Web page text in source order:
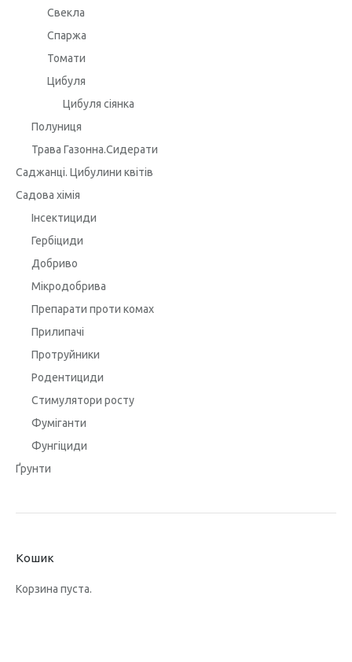
Свекла
Спаржа
Томати
Цибуля
Цибуля сіянка
Полуниця
Трава Газонна.Сидерати
Саджанці. Цибулини квітів
Садова хімія
Інсектициди
Гербіциди
Добриво
Мікродобрива
Препарати проти комах
Прилипачі
Протруйники
Родентициди
Стимулятори росту
Фуміганти
Фунгіциди
Ґрунти
Кошик
Корзина пуста.